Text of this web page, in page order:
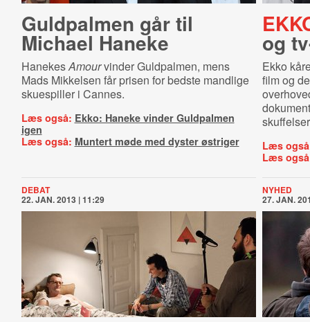
Guldpalmen går til
Michael Haneke
HanekesAmourvinder Guldpalmen, mens
Mads Mikkelsen får prisen for bedste mandlige
skuespiller i Cannes.
Læs også: Ekko: Haneke vinder Guldpalmen
igen
Læs også: Muntert møde med dyster østriger
og
Ekko
film og
Læs
Læs
DEBAT
22. JAN. 2013 | 11:29
NYHED
27. JAN.